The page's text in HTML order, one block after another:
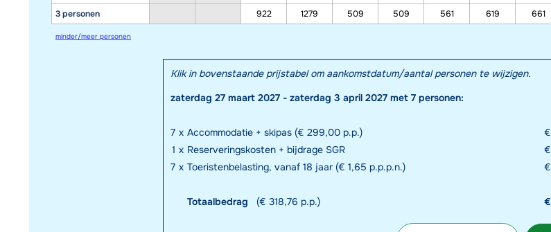
3 personen
922
1279 509 509 561 619 661
minder/meer personen
Klik in bovenstaande prijstabel om aankomstdatum/aantal personen te wijzigen.
zaterdag 27 maart 2027 - zaterdag 3 april 2027 met 7 personen:
7 x Accommodatie + skipas (€ 299,00 p.p.) €
1 x Reserveringskosten + bijdrage SGR €
7 x Toeristenbelasting, vanaf 18 jaar (€ 1,65 p.p.p.n.) €
Totaalbedrag (€ 318,76 p.p.) €